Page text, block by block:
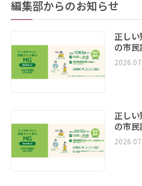
編集部からのお知らせ
正し
の市
正し
の市